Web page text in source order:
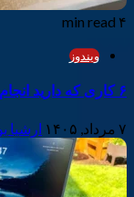
۴ min read
ویندوز
۶ کاری که دارید انجام می‌دهید و باعث خرابی Roku شما می‌شود
۷ مرداد, ۱۴۰۵ ارشیا